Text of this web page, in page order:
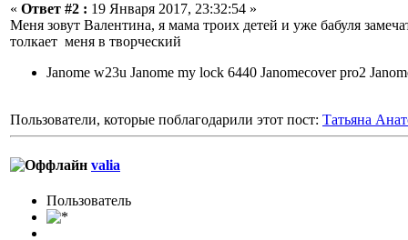
« Ответ #2 : 19 Января 2017, 23:32:54 »
Меня зовут Валентина, я мама троих детей и уже бабуля
толкает меня в творческий
Janome w23u Janome my lock 6440 Janomecover pro2
Пользователи, которые поблагодарили этот пост: Татьяна
valia
Пользовaтeль